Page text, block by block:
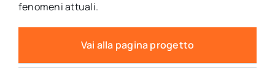
fenomeni attuali.
Vai alla pagina progetto